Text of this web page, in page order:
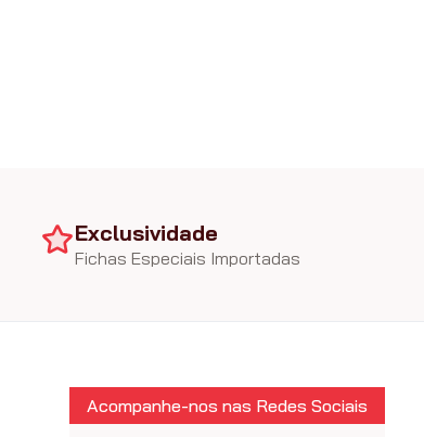
Exclusividade
Fichas Especiais Importadas
Acompanhe-nos nas Redes Sociais